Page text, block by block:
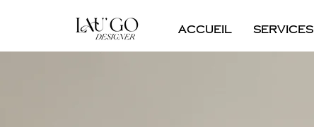
Accueil Services